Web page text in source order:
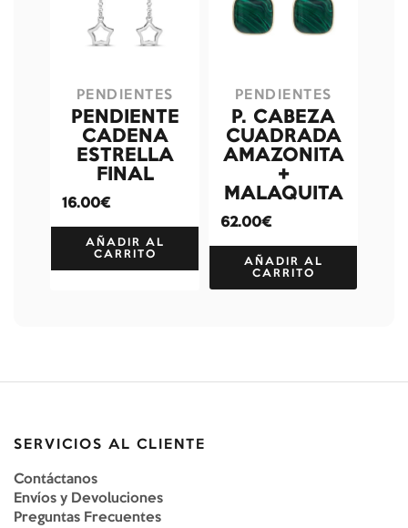
PENDIENTES
PENDIENTE
CADENA
ESTRELLA
FINAL
16.00€
AÑADIR AL
CARRITO
PENDIENTES
P. CABEZA
CUADRADA
AMAZONITA
+
MALAQUITA
62.00€
AÑADIR AL
CARRITO
SERVICIOS AL CLIENTE
Contáctanos
Envíos y Devoluciones
Preguntas Frecuentes